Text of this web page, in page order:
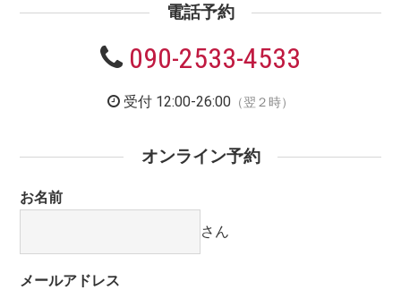
電話予約
090-2533-4533
受付 12:00-26:00 （翌２時）
オンライン予約
お名前
さん
メールアドレス